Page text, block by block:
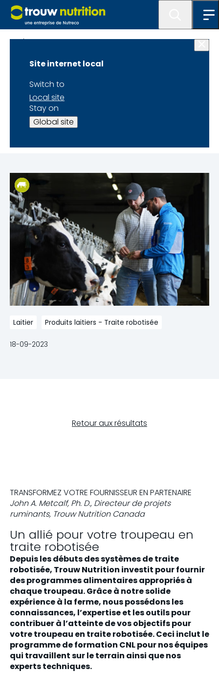
Site internet local
Switch to
Local site
Stay on
Global site
Blogue
TRANSFORMEZ
VOTRE FOURNISSEUR
EN PARTENAIRE
Laitier Produits laitiers - Traite robotisée
18-09-2023
Retour aux résultats
TRANSFORMEZ VOTRE FOURNISSEUR EN PARTENAIRE
John A. Metcalf, Ph. D., Directeur de projets
ruminants, Trouw Nutrition Canada
Un allié pour votre troupeau en
traite robotisée
Depuis les débuts des systèmes de traite
robotisée, Trouw Nutrition investit pour fournir
des programmes alimentaires appropriés à
chaque troupeau. Grâce à notre solide
expérience à la ferme, nous possédons les
connaissances, l’expertise et les outils pour
contribuer à l’atteinte de vos objectifs pour
votre troupeau en traite robotisée. Ceci inclut le
programme de formation CNL pour nos équipes
qui travaillent sur le terrain ainsi que nos
experts techniques.